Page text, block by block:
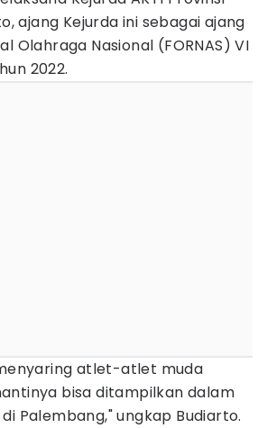
ajang Kejurda ini sebagai ajang
Olahraga Nasional (FORNAS) VI
2022.
atlet-atlet muda
bisa ditampilkan dalam
di Palembang," ungkap Budiarto.